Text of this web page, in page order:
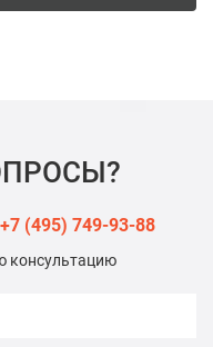
+7 (495) 749-93-88
консультацию